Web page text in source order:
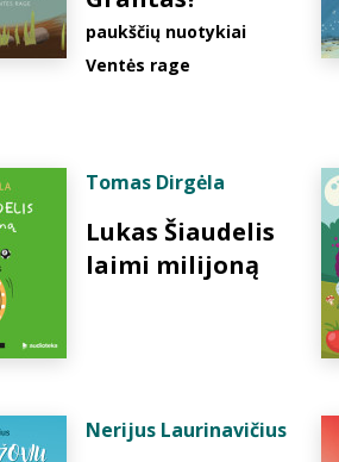
paukščių nuotykiai
Ventės rage
Tomas Dirgėla
Lukas Šiaudelis
laimi milijoną
Nerijus Laurinavičius